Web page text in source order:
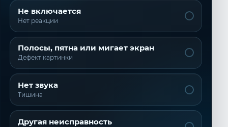
Не включается
Нет реакции
Полосы, пятна или мигает экран
Дефект картинки
Нет звука
Тишина
Другая неисправность